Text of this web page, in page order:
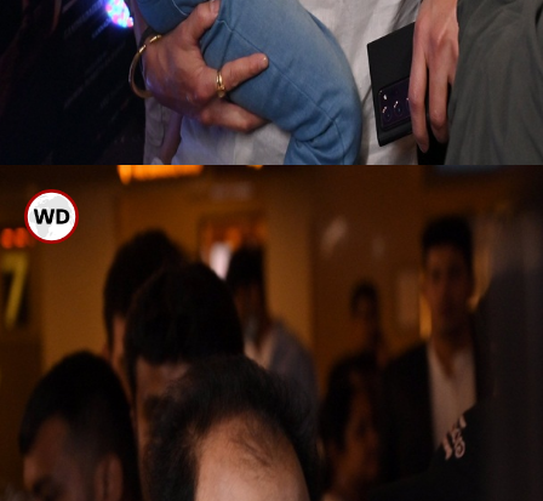
ಪುನೀತ್ ರಾಜ್ ಕುಮಾರ್ ಅವರ ಗಂಧದ ಗುಡಿ
ಪ್ರೀಮಿಯರ್ ಶೋಗೆ ಸ್ಯಾಂಡಲ್ ವುಡ್ ನ ಅನೇಕ
ಸ್ಟಾರ್ ಗಳು ಬಂದು ಚಿತ್ರ ವೀಕ್ಷಿಸಿದ್ದಾರೆ.